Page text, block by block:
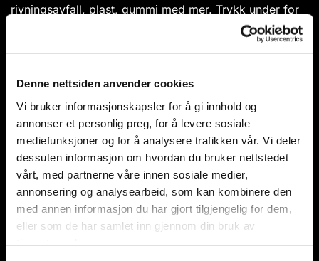
Denne nettsiden anvender cookies
Vi bruker informasjonskapsler for å gi innhold og
annonser et personlig preg, for å levere sosiale
mediefunksjoner og for å analysere trafikken vår. Vi deler
dessuten informasjon om hvordan du bruker nettstedet
vårt, med partnerne våre innen sosiale medier,
annonsering og analysearbeid, som kan kombinere den
med annen informasjon du har gjort tilgjengelig for dem,
eller som de har samlet inn gjennom din bruk av
rivningsavfall, plast, gummi med mer. Trykk under for
Teuton Z50
Teuton Z60